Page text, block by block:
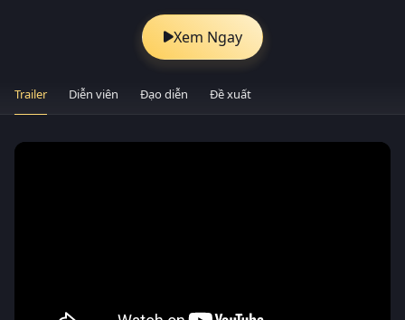
Xem Ngay
Trailer Diễn viên Đạo diễn Đề xuất